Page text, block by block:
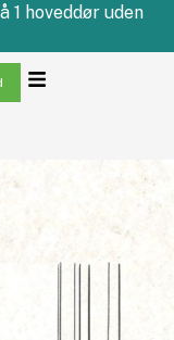
1 hoveddør uden